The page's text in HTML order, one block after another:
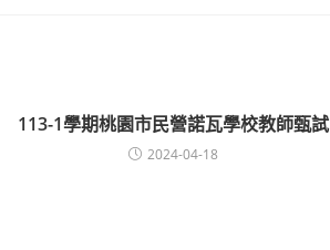
113-1學期桃園市民營諾瓦學校教師甄試
2024-04-18